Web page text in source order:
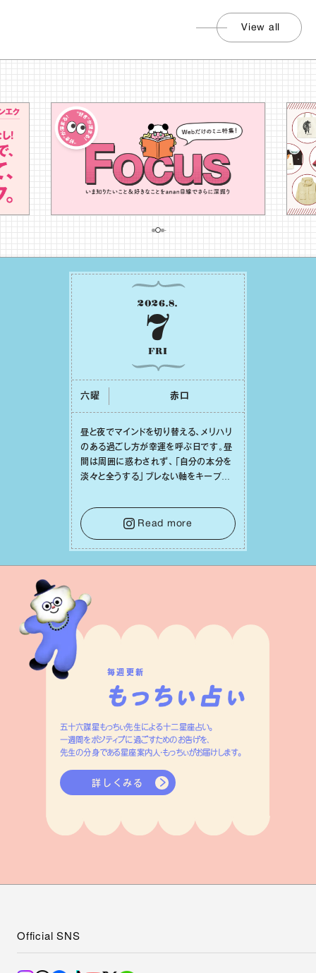
View all
2026.8.
7
FRI
六曜 ⾚⼝
昼と夜でマインドを切り替える、メリハリ
のある過ごし⽅が幸運を呼ぶ⽇です。昼
間は周囲に惑わされず、「⾃分の本分を
淡々と全うする」ブレない軸をキープし
⾔葉に流されないよう、⼼にしっかりブ
レーキをかけること。この意識の切り替
えが、あなたに確かな安⼼感をもたらす
はずです。
Read more
毎週更新
五十六謀星もっちぃ先生による十二星座占い。
一週間をポジティブに過ごすためのお告げを、
先生の分身である星座案内人・もっちぃがお届けします。
詳しくみる
Official SNS